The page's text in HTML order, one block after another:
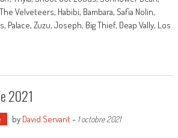
Velveteers, Habibi, Bambara, Safia Nolin,
Palace, Zuzu, Joseph, Big Thief, Deap Vally, Los
2021
by David Servant- 1 octobre 2021